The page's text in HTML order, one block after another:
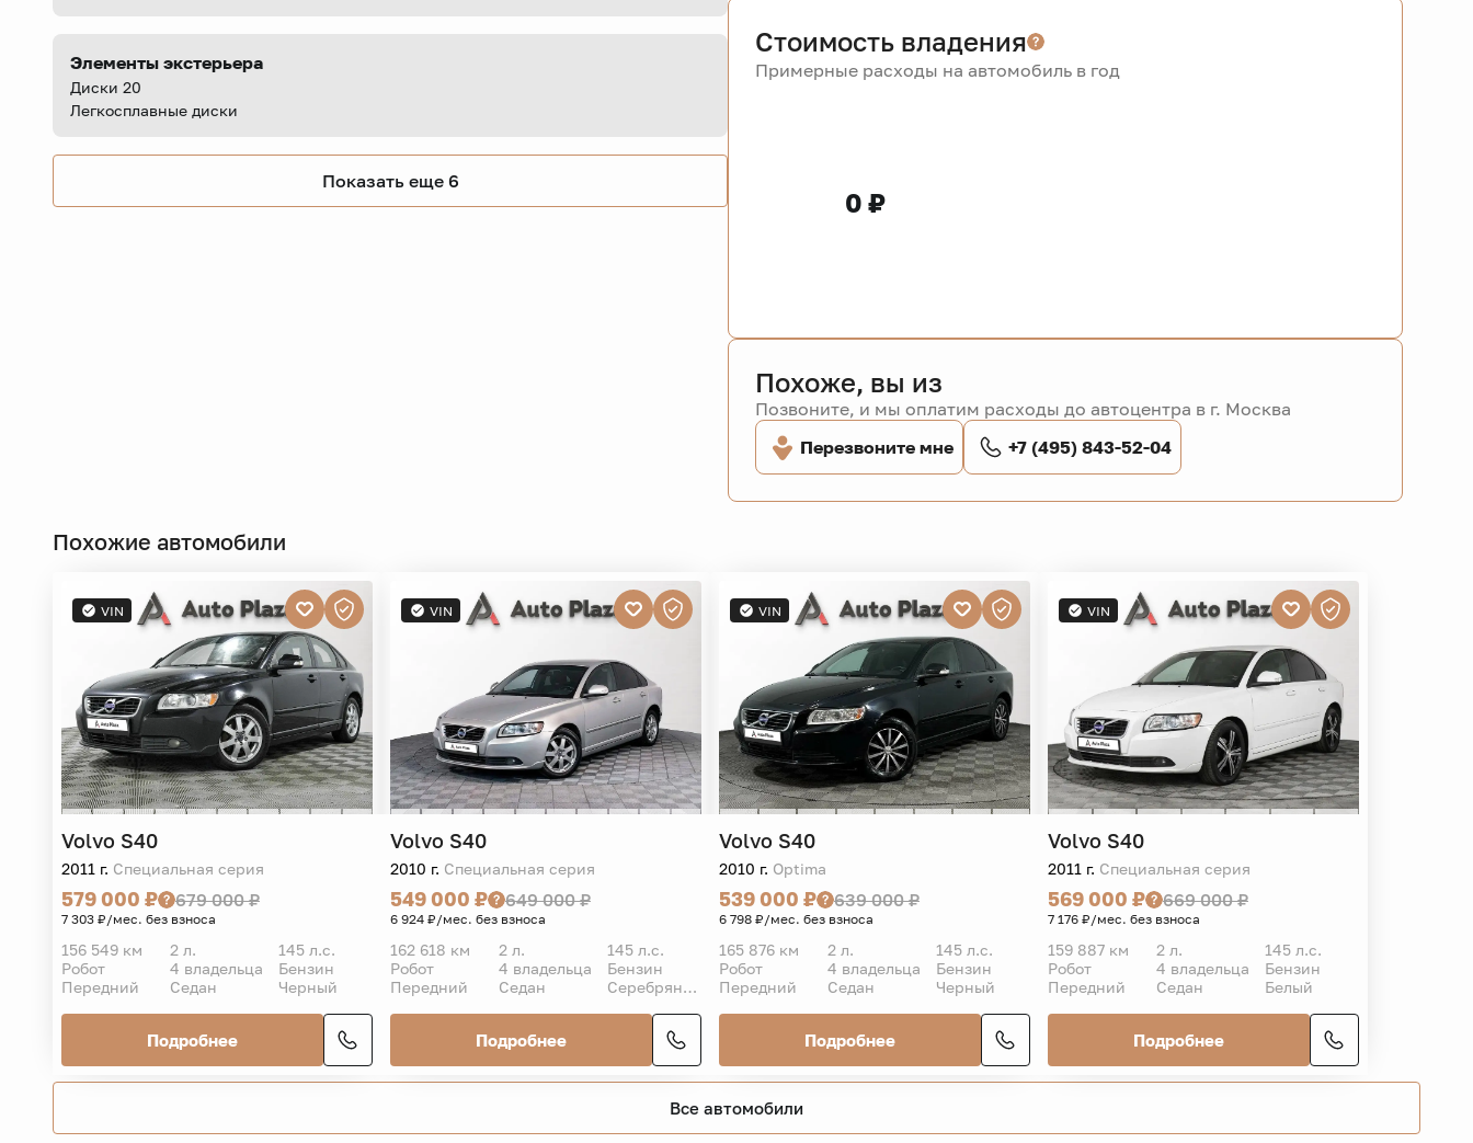
Элементы экстерьера
Диски 20
Легкосплавные диски
Показать еще 6
Стоимость владения
Примерные расходы на автомобиль в год
0 ₽
Похоже, вы из
Позвоните, и мы оплатим расходы до автоцентра в г. Москва
Перезвоните мне
+7 (495) 843-52-04
Похожие автомобили
VIN
Volvo S40
2011 г. Специальная серия
579 000 ₽ 679 000 ₽
7 303 ₽/мес. без взноса
156 549 км 2 л.
145 л.с.
Робот
4 владельца
Бензин
Передний
Седан Черный
Подробнее
VIN
Volvo S40
2010 г. Специальная серия
549 000 ₽ 649 000 ₽
6 924 ₽/мес. без взноса
162 618 км 2 л.
145 л.с.
Робот
4 владельца
Бензин
Передний
Седан Серебряный
Подробнее
VIN
Volvo S40
2010 г. Optima
539 000 ₽ 639 000 ₽
6 798 ₽/мес. без взноса
165 876 км 2 л.
145 л.с.
Робот
4 владельца
Бензин
Передний
Седан Черный
Подробнее
VIN
Volvo S40
2011 г. Специальная серия
569 000 ₽ 669 000 ₽
7 176 ₽/мес. без взноса
159 887 км 2 л.
145 л.с.
Робот
4 владельца
Бензин
Передний
Седан Белый
Подробнее
Все автомобили